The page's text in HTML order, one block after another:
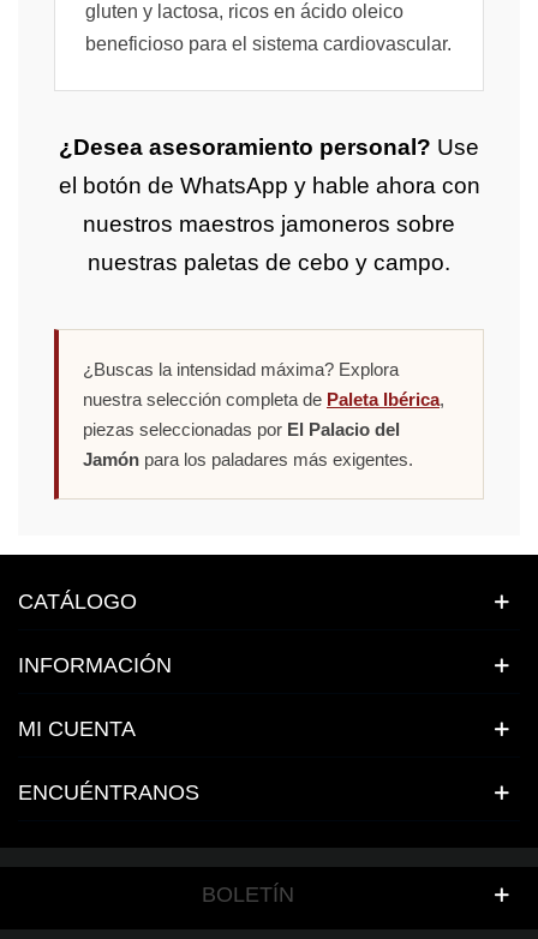
gluten y lactosa, ricos en ácido oleico
beneficioso para el sistema cardiovascular.
¿Desea asesoramiento personal? Use
el botón de WhatsApp y hable ahora con
nuestros maestros jamoneros sobre
nuestras paletas de cebo y campo.
¿Buscas la intensidad máxima? Explora
nuestra selección completa de Paleta Ibérica,
piezas seleccionadas por El Palacio del
Jamón para los paladares más exigentes.
CATÁLOGO
INFORMACIÓN
MI CUENTA
ENCUÉNTRANOS
BOLETÍN